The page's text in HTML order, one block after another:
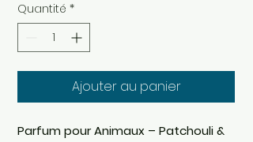
Quantité *
Ajouter au panier
Parfum pour Animaux – Patchouli &